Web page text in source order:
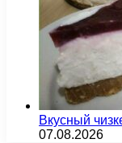
Вкусный
07.08.2026